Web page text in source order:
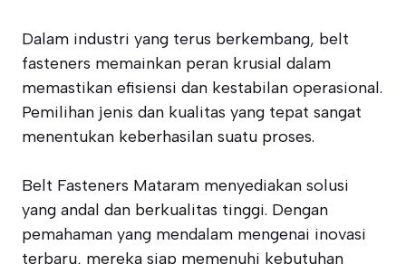
Dalam industri yang terus berkembang, belt
fasteners memainkan peran krusial dalam
memastikan efisiensi dan kestabilan operasional.
Pemilihan jenis dan kualitas yang tepat sangat
menentukan keberhasilan suatu proses.
Belt Fasteners Mataram menyediakan solusi
yang andal dan berkualitas tinggi. Dengan
pemahaman yang mendalam mengenai inovasi
terbaru, mereka siap memenuhi kebutuhan